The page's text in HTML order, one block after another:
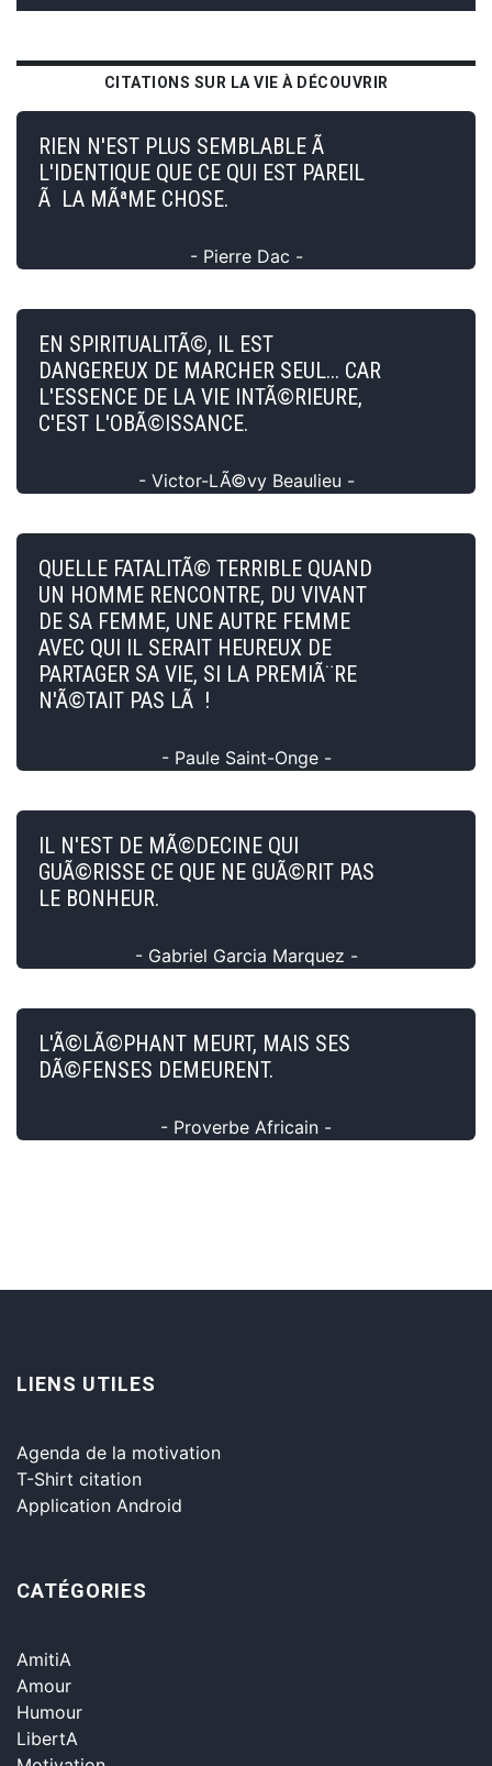
CITATIONS SUR LA VIE À DÉCOUVRIR
RIEN N'EST PLUS SEMBLABLE Ã
L'IDENTIQUE QUE CE QUI EST PAREIL
Ã LA MÃªME CHOSE.
- Pierre Dac -
EN SPIRITUALITÃ©, IL EST
DANGEREUX DE MARCHER SEUL... CAR
L'ESSENCE DE LA VIE INTÃ©RIEURE,
C'EST L'OBÃ©ISSANCE.
- Victor-LÃ©vy Beaulieu -
QUELLE FATALITÃ© TERRIBLE QUAND
UN HOMME RENCONTRE, DU VIVANT
DE SA FEMME, UNE AUTRE FEMME
AVEC QUI IL SERAIT HEUREUX DE
PARTAGER SA VIE, SI LA PREMIÃ¨RE
N'Ã©TAIT PAS LÃ !
- Paule Saint-Onge -
IL N'EST DE MÃ©DECINE QUI
GUÃ©RISSE CE QUE NE GUÃ©RIT PAS
LE BONHEUR.
- Gabriel Garcia Marquez -
L'Ã©LÃ©PHANT MEURT, MAIS SES
DÃ©FENSES DEMEURENT.
- Proverbe Africain -
LIENS UTILES
Agenda de la motivation
T-Shirt citation
Application Android
CATÉGORIES
AmitiA
Amour
Humour
LibertA